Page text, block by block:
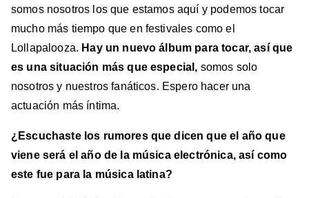
somos nosotros los que estamos aquí y podemos tocar
mucho más tiempo que en festivales como el
Lollapalooza. Hay un nuevo álbum para tocar, así que
es una situación más que especial, somos solo
nosotros y nuestros fanáticos. Espero hacer una
actuación más íntima.
¿Escuchaste los rumores que dicen que el año que
viene será el año de la música electrónica, así como
este fue para la música latina?